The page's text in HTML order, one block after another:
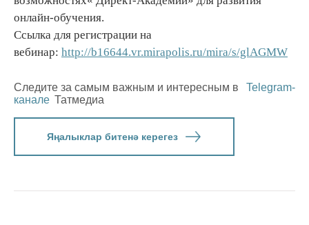
онлайн-обучения.
Ссылка для регистрации на
вебинар: http://b16644.vr.mirapolis.ru/mira/s/glAGMW
Следите за самым важным и интересным в
Telegram-
канале Татмедиа
Яңалыклар битенә керегез